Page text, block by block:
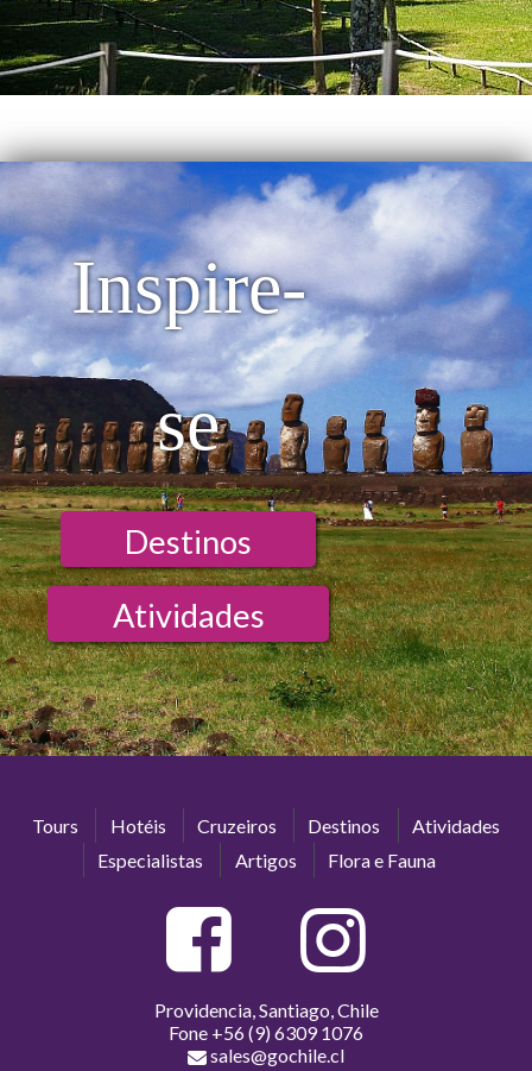
Inspire-
se
Destinos
Atividades
Tours Hotéis Cruzeiros Destinos
Atividades
Especialistas
Artigos Flora e Fauna
Providencia, Santiago, Chile
Fone +56 (9) 6309 1076
sales@gochile.cl